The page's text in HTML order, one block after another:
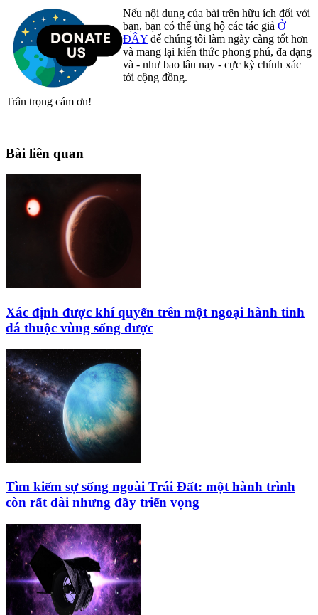
Nếu nội dung của bài trên hữu ích đối với
bạn, bạn có thể ủng hộ các tác giả Ở
ĐÂY để chúng tôi làm ngày càng tốt hơn
và mang lại kiến thức phong phú, đa dạng
và - như bao lâu nay - cực kỳ chính xác
tới cộng đồng.
Trân trọng cám ơn!
Bài liên quan
Xác định được khí quyển trên một ngoại hành tinh
đá thuộc vùng sống được
Tìm kiếm sự sống ngoài Trái Đất: một hành trình
còn rất dài nhưng đầy triển vọng